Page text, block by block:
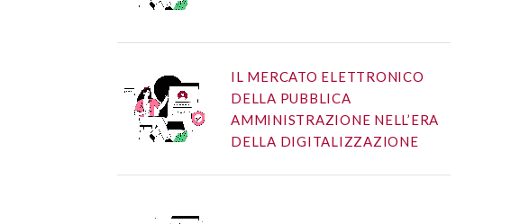
IL MERCATO ELETTRONICO
DELLA PUBBLICA
AMMINISTRAZIONE NELL’ERA
DELLA DIGITALIZZAZIONE